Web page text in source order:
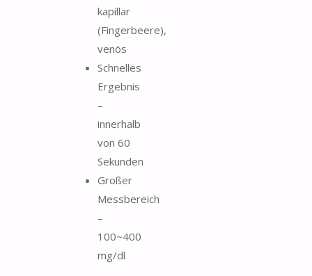
kapillar
(Fingerbeere),
venös
Schnelles
Ergebnis
–
innerhalb
von 60
Sekunden
Großer
Messbereich
–
100~400
mg/dl